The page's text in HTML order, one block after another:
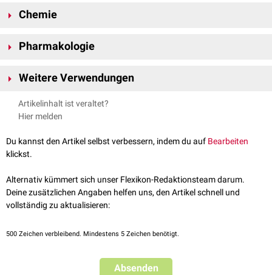
Chemie
geruchs- und farblose, kristalline,
Pharmakologie
Arzneimittelzubereitungenverwendet. Durch Mischung von
Kaliumphosphat in einer Lösung lässt sich ein
definiertenpH-Wert
Weitere Verwendungen
Kaliumdihydrogenphosphat ist ein Lebensmittelzusatzstoff unter der
Sammelnummer E 340 ("Kaliumphosphate"). Die Verbindung wird vor
variieren anwendungsabhängig zwischen 0,5 bis 50 g/kg. Die erlaubte
Tagesdosis beträgt 70 mg/
für die Gesamtmenge aufgenommener
Darüber hinaus verwendet man Kaliumdihydrogenphosphat als
Düngemittel.
Artikelinhalt ist veraltet?
Hier melden
Du kannst den Artikel selbst verbessern, indem du auf Bearbeiten
klickst.
Alternativ kümmert sich unser Flexikon-Redaktionsteam darum.
Deine zusätzlichen Angaben helfen uns, den Artikel schnell und
vollständig zu aktualisieren:
500 Zeichen verbleibend. Mindestens 5 Zeichen benötigt.
Absenden